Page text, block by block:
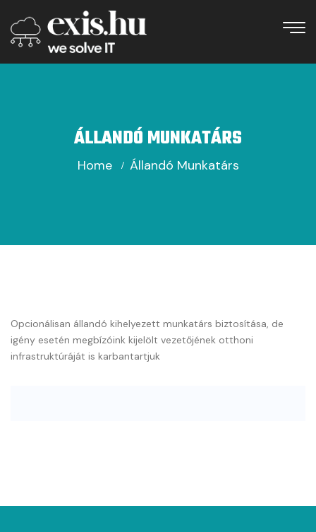
ÁLLANDÓ MUNKATÁRS
Home Állandó Munkatárs
Opcionálisan állandó kihelyezett munkatárs biztosítása, de
igény esetén megbízóink kijelölt vezetőjének otthoni
infrastruktúráját is karbantartjuk